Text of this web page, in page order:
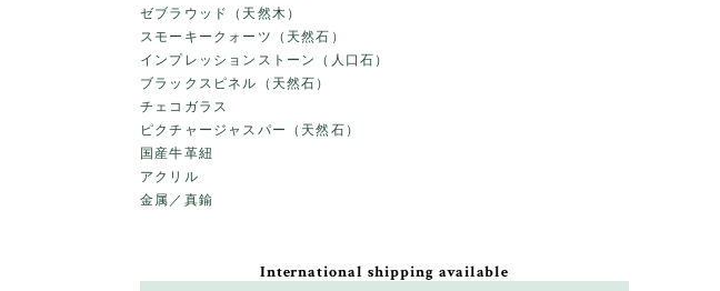
ゼブラウッド（天然木）
スモーキークォーツ（天然石）
インプレッションストーン（人口石）
ブラックスピネル（天然石）
チェコガラス
ピクチャージャスパー（天然石）
国産牛革紐
アクリル
金属／真鍮
International shipping available